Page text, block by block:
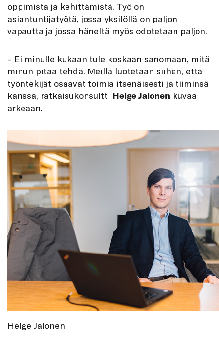
oppimista ja kehittämistä. Työ on
asiantuntijatyötä, jossa yksilöllä on paljon
vapautta ja jossa häneltä myös odotetaan paljon.
– Ei minulle kukaan tule koskaan sanomaan, mitä
minun pitää tehdä. Meillä luotetaan siihen, että
työntekijät osaavat toimia itsenäisesti ja tiiminsä
kanssa, ratkaisukonsultti Helge Jalonen kuvaa
arkeaan.
Helge Jalonen.